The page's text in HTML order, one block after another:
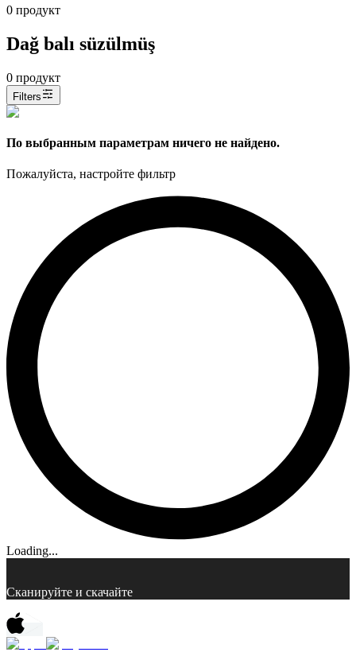
0 продукт
Dağ balı süzülmüş
0 продукт
Filters
По выбранным параметрам ничего не найдено.
Пожалуйста, настройте фильтр
Loading...
Сканируйте и скачайте